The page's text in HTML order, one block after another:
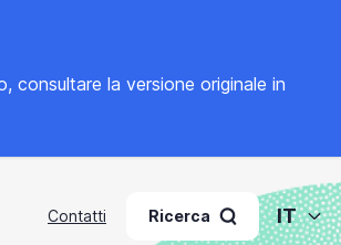
consultare la versione originale in
Contatti Ricerca IT